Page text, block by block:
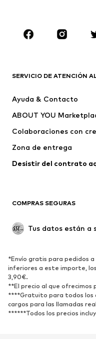
Zapatos
Vestidos
Camisetas y tops
Chaquetas
Ropa interior
Abrigos
Tallas grandes
Reciclado
ZAPATOS
Nuevo
Zapatillas de deporte
Zapatos de tacón y
SERVICIO DE ATENCIÓN
Ayuda & Contacto
ABOUT YOU
Colaboraciones con
Zona de entrega
Desistir del contrato
COMPRAS SEGURAS
Tus datos están a
*Envío gratis para pedidos
inferiores a este importe,
3,90€.
**El precio al que ofrecimos
****Gratuito para todos los
cargos para las llamadas
******Todos los precios